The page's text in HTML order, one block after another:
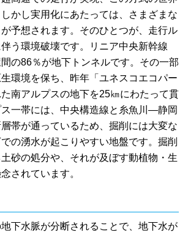
かし実用化にあたっては、さまざまな
予想されます。そのひとつが、走行ル
う環境破壊です。リニア中央新幹線
の86％が地下トンネルです。その一部
環境を保ち、昨年「ユネスコエコパー
南アルプスの地下を25㎞にわたって貫
一帯には、中央構造線と糸魚川―静岡
帯が通っているため、掘削には大変な
の湧水が起こりやすい地盤です。掘削
砂の処分や、それが及ぼす動植物・生
されています。
下水脈が分断されることで、地下水が